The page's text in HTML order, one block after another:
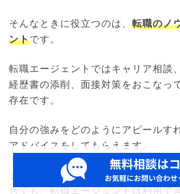
そんなときに役立つのは、 転職のノ
ントです。
転職エージェントではキャリア相談
経歴書の添削、面接対策をおこなっ
存在です。
自分の強みをどのようにアピールす
アドバイスをしてもらえます。
また、今は大阪ガスへ転職できるだ
合でも、転職エージェントは利用で